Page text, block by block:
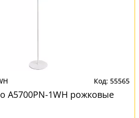
55565
A5700PN-1WH рожковые